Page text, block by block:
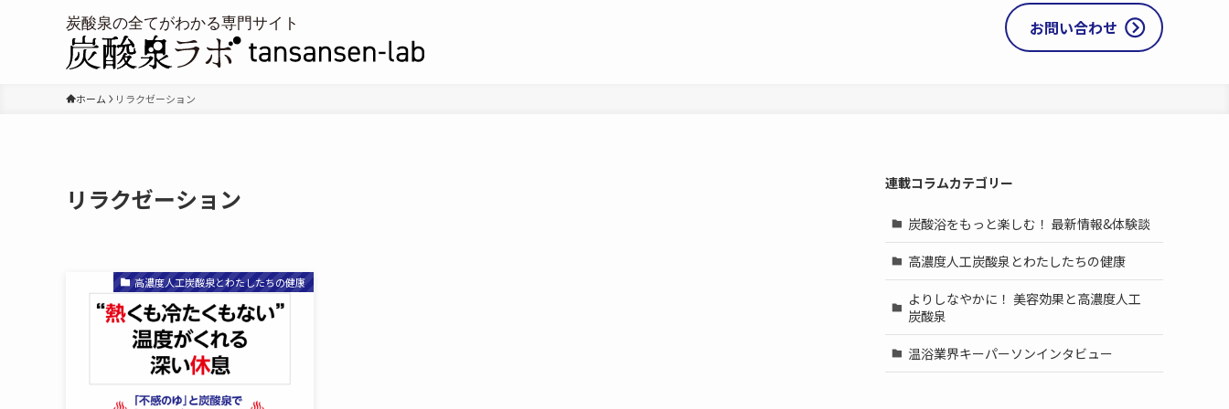
お問い合わせ
ホーム リラクゼーション
リラクゼーション
高濃度人工炭酸泉とわたしたちの健康
連載コラムカテゴリー
炭酸浴をもっと楽しむ！ 最新情報&体験談
高濃度人工炭酸泉とわたしたちの健康
よりしなやかに！ 美容効果と高濃度人工
炭酸泉
温浴業界キーパーソンインタビュー